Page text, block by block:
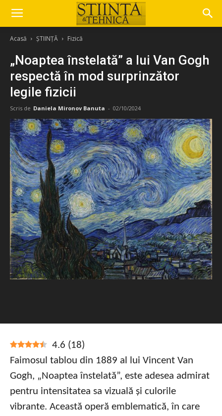
Acasă ȘTIINȚĂ Fizică
„Noaptea înstelată” a lui Van Gogh
respectă în mod surprinzător
legile fizicii
Scris de Daniela Mironov Banuta - 02/10/2024
4.6 (18)
Faimosul tablou din 1889 al lui Vincent Van
Gogh, „Noaptea înstelată”, este adesea admirat
pentru intensitatea sa vizuală și culorile
vibrante. Această operă emblematică, în care